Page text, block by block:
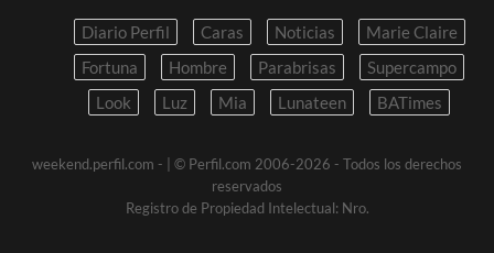
Diario Perfil Caras Noticias
Marie Claire
Fortuna
Hombre Parabrisas
Supercampo
Look
Luz Mia Lunateen BATimes
weekend.perfil.com -
| © Perfil.com 2006-2026 - Todos los derechos
reservados
Registro de Propiedad Intelectual: Nro.